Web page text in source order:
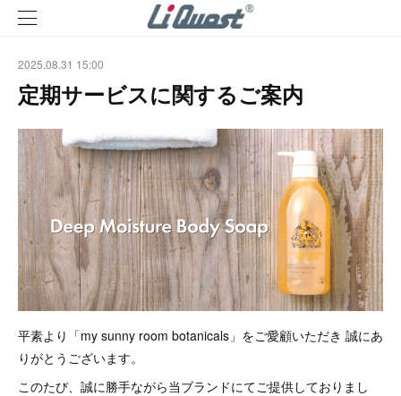
2025.08.31 15:00
定期サービスに関するご案内
平素より「my sunny room botanicals」をご愛顧いただき 誠にあ
りがとうございます。
このたび、誠に勝手ながら当ブランドにてご提供しておりまし